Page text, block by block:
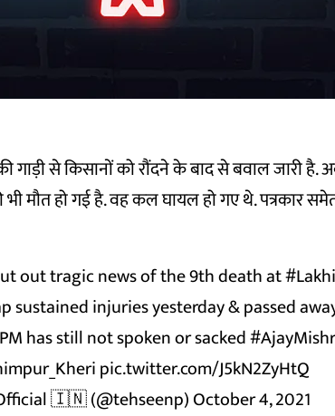
गाड़ी से किसानों को रौंदने के बाद से बवाल जारी
मौत हो गई है. वह कल घायल हो गए थे. पत्रकार
out tragic news of the 9th death at
sustained injuries yesterday & passed
has still not spoken or sacked
pic.twitter.com/J5kN2ZyHtQ
🇮🇳 (@tehseenp)October 4, 2021